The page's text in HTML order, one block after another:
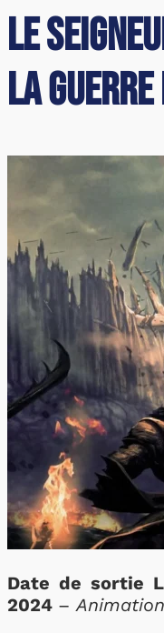
Le
la
Date de sortie
2024 –